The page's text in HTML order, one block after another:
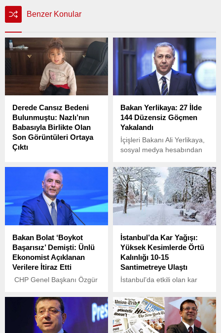
Benzer Konular
Derede Cansız Bedeni
Bulunmuştu: Nazlı’nın
Babasıyla Birlikte Olan
Son Görüntüleri Ortaya
Çıktı
Kocabaş Mahallesi’nde
yaşanan acı olayda, 4
yaşındaki Nazlı Şeşen’in
kaybolmasının ardından
yapılan arama
çalışmalarının sonucunda
bedeni Aksu Deresi’nde
bulundu.
Bakan Yerlikaya: 27 İlde
144 Düzensiz Göçmen
Yakalandı
İçişleri Bakanı Ali Yerlikaya,
sosyal medya hesabından
İdaresi Başkanlığı
koordinasyonunda, Emniyet
Genel Müdürlüğü,
Jandarma Genel
Komutanlığı ve Sahil
Güvenlik Komutanlığı’nın
kaçakçılarına yönelik eş
zamanlı denetim
düzenlediğini duyurdu.
Bakan Bolat ‘Boykot
Başarısız’ Demişti: Ünlü
Ekonomist Açıklanan
Verilere İtiraz Etti
CHP Genel Başkanı Özgür
gücünü kullanarak bir
boykot başlatacaklarını
duyurmuştu. 2 Nisan 2025
tarihinde yapılan alışveriş
İstanbul’da Kar Yağışı:
Yüksek Kesimlerde Örtü
Kalınlığı 10-15
Santimetreye Ulaştı
İstanbul’da etkili olan kar
kesimlerde yoğunlaşırken,
kar örtüsünün kalınlığı 10-
15 santimetreye kadar
ulaştı.